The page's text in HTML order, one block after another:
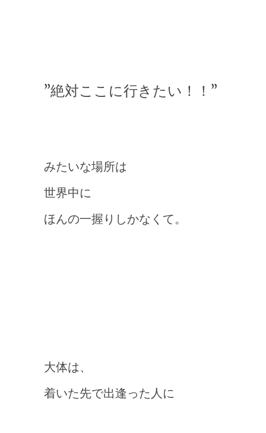
”絶対ここに行きたい！！”
みたいな場所は
世界中に
ほんの一握りしかなくて。
大体は、
着いた先で出逢った人に